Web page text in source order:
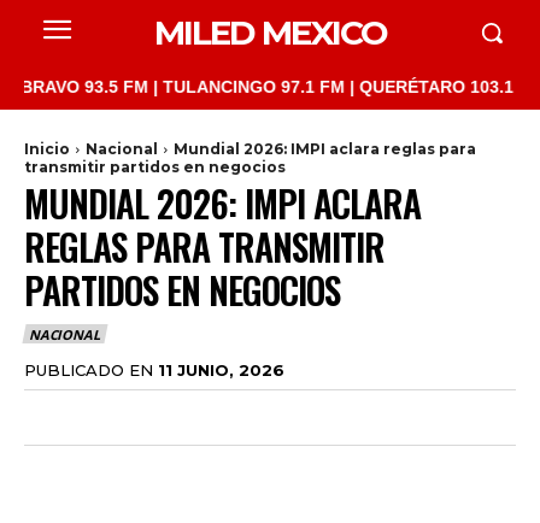
MILED MEXICO
93.5 FM | TULANCINGO 97.1 FM | QUERÉTARO 103.1 FM |
Inicio Nacional
Mundial 2026: IMPI aclara reglas para
transmitir partidos en negocios
MUNDIAL 2026: IMPI ACLARA
REGLAS PARA TRANSMITIR
PARTIDOS EN NEGOCIOS
NACIONAL
PUBLICADO EN 11 JUNIO, 2026